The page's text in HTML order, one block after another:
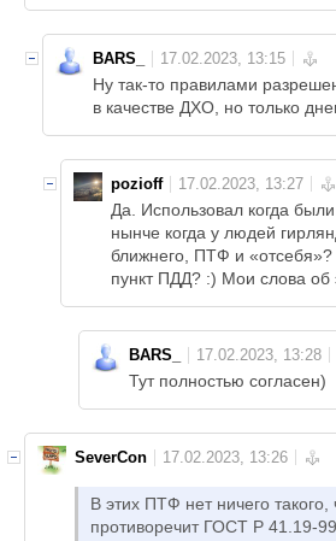
BARS_
Ну так-то правилами
в качестве ДХО, но только
pozioff
Да. Использовал когда
нынче когда у людей
ближнего, ПТФ и «отсебя»?
пункт ПДД? :) Мои слова об
BARS_
Тут полностью согласен)
SeverCon
В этих ПТФ нет ничего такого,
противоречит ГОСТ Р 41.19-99